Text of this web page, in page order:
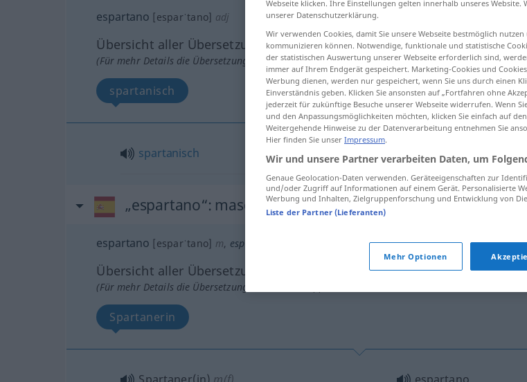
espartano [esparˈtano] adj
Übersicht aller Übersetzungen
(Für mehr Details die Übersetzung anklicken/antippen)
spartanisch
spartanisch espartano FIG
„espartano“: masculino
espartano [esparˈtano] m, espartana
Übersicht aller Übersetzungen
(Für mehr Details die Übersetzung anklicken/antippen)
Spartanerin
Webseite klicken. Ihre Einstellungen gelten innerhalb unseres
unserer Datenschutzerklärung.
Wir verwenden Cookies, damit Sie unsere Webseite bestmöglich
kommunizieren können. Notwendige, funktionale und statistische
der statistischen Auswertung unserer Webseite erforderlich sind,
immer auf Ihrem Endgerät gespeichert. Marketing-Cookies und
Werbung dienen, werden nur gespeichert, wenn Sie uns durch einen
Einverständnis geben. Klicken Sie ansonsten auf „Fortfahren ohne
jederzeit für zukünftige Besuche unserer Webseite widerrufen. Wenn
und den Anpassungsmöglichkeiten möchten, klicken Sie einfach auf
Weitergehende Hinweise zu der Datenverarbeitung entnehmen Sie
Hier finden Sie unser Impressum.
Wir und unsere Partner verarbeiten Daten, um
Genaue Geolocation-Daten verwenden. Geräteeigenschaften zur
und/oder Zugriff auf Informationen auf einem Gerät. Personalisierte
Werbung und Inhalten, Zielgruppenforschung und Entwicklung von
Liste der Partner (Lieferanten)
Mehr Optionen